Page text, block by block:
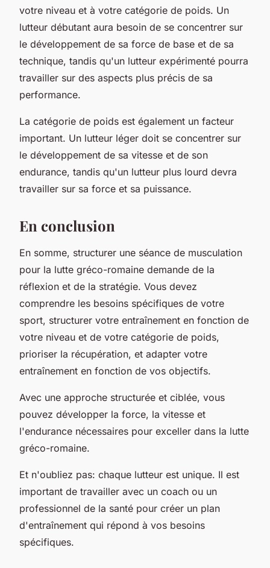
votre niveau et à votre catégorie de poids. Un
lutteur débutant aura besoin de se concentrer sur
le développement de sa force de base et de sa
technique, tandis qu'un lutteur expérimenté pourra
travailler sur des aspects plus précis de sa
performance.
La catégorie de poids est également un facteur
important. Un lutteur léger doit se concentrer sur
le développement de sa vitesse et de son
endurance, tandis qu'un lutteur plus lourd devra
travailler sur sa force et sa puissance.
En conclusion
En somme, structurer une séance de musculation
pour la lutte gréco-romaine demande de la
réflexion et de la stratégie. Vous devez
comprendre les besoins spécifiques de votre
sport, structurer votre entraînement en fonction de
votre niveau et de votre catégorie de poids,
prioriser la récupération, et adapter votre
entraînement en fonction de vos objectifs.
Avec une approche structurée et ciblée, vous
pouvez développer la force, la vitesse et
l'endurance nécessaires pour exceller dans la lutte
gréco-romaine.
Et n'oubliez pas: chaque lutteur est unique. Il est
important de travailler avec un coach ou un
professionnel de la santé pour créer un plan
d'entraînement qui répond à vos besoins
spécifiques.